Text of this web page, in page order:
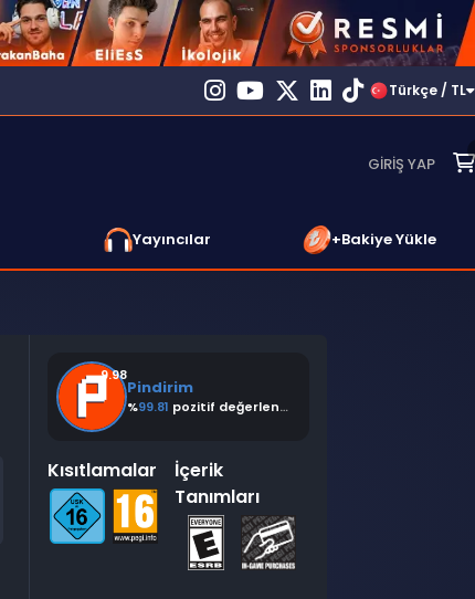
Türkçe / TL
GIRIŞ YAP
Yayıncılar +Bakiye Yükle
9.98
Pindirim
%99.81 pozitif değerlendirme
Kısıtlamalar
İçerik
Tanımları